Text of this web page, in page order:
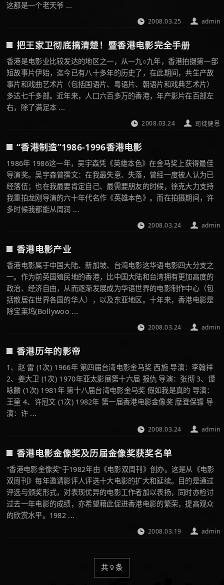
这都是一个老天爷 ...
admin
2008.03.25
把王家卫彻底搞清楚！暨香港电影完全手册
香港是电影业比较发达的地区之一，从一九○九年，香港拍摄第一部
短故事片伊始，迄今已有八十多年的历史了，在此期间，共生产故
事片和戏曲艺术片（包括国语片、粤语片、朝语片和戏典艺术片）
多达七千多部。近年来，人口六百多万的香港，年产影片在百部左
右，除了满足本 ...
司徒健恩
2008.03.24
“香港制造”1986-1996香港电影
1986年 1986这一年，吴宇森凭《英雄本色》在金马奖上获得最佳
导演奖。吴宇森曾撰文：在我最失意、失落，曾经一度被人认为已
经落伍；也在我最要肯定自己、最需要朋友的时候，徐克大力支持
我重拍龙刚导演的六十年代名作《英雄本色》。而在拍摄期间，许
多时候我都能从周润 ...
admin
2008.03.24
香港电影产业
香港电影属于中国大陆、新加坡、台湾电影这华语电影四大分支之
一。作为前英国殖民地的香港，比中国大陆和台湾拥有更加高度的
政治、经济自由，从而逐渐发展成为华语世界的电影制作中心（包
括散居在世界各国的华人），以及东亚地区。十年来，香港电影是
除宝莱坞(Bollywoo ...
admin
2008.03.24
香港历年的影帝
1、赵 雷 (1次) 1966年 第四届台湾电影金马奖 西施 导演：李翰祥
2、姜大卫 (1次) 1970年亚太影展第十六届 报仇 导演：张彻 3、谭
咏麟 (1次) 1981年 第十八届台湾电影金马奖 假如我是真的 导演：
王童 4、许冠文 (1次) 1982年 第一届香港电影金像奖 摩登保镖 导
演：许 ...
admin
2008.03.24
香港电影金像奖及历届金像奖获奖名单
“香港电影金像奖”于1982年由《电影双周刊》创办。这是从《电影
双周刊》每年邀请影评人评选十大电影的扩大和延续。目的是通过
评选与颁奖形式，对表现优异的电影工作者加以表扬，同时亦检讨
过去一年电影的成绩，亦希望藉此促进香港电影的繁荣，提高观众
的欣赏水平。1982 ...
admin
2008.03.19
共 9 条